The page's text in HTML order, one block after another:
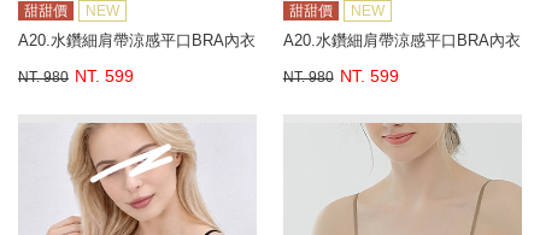
甜甜價 NEW
A20.水鑽細肩帶涼感平口BRA內衣
NT. 980 NT. 599
甜甜價 NEW
A20.水鑽細肩帶涼感平口BRA內衣
NT. 980 NT. 599